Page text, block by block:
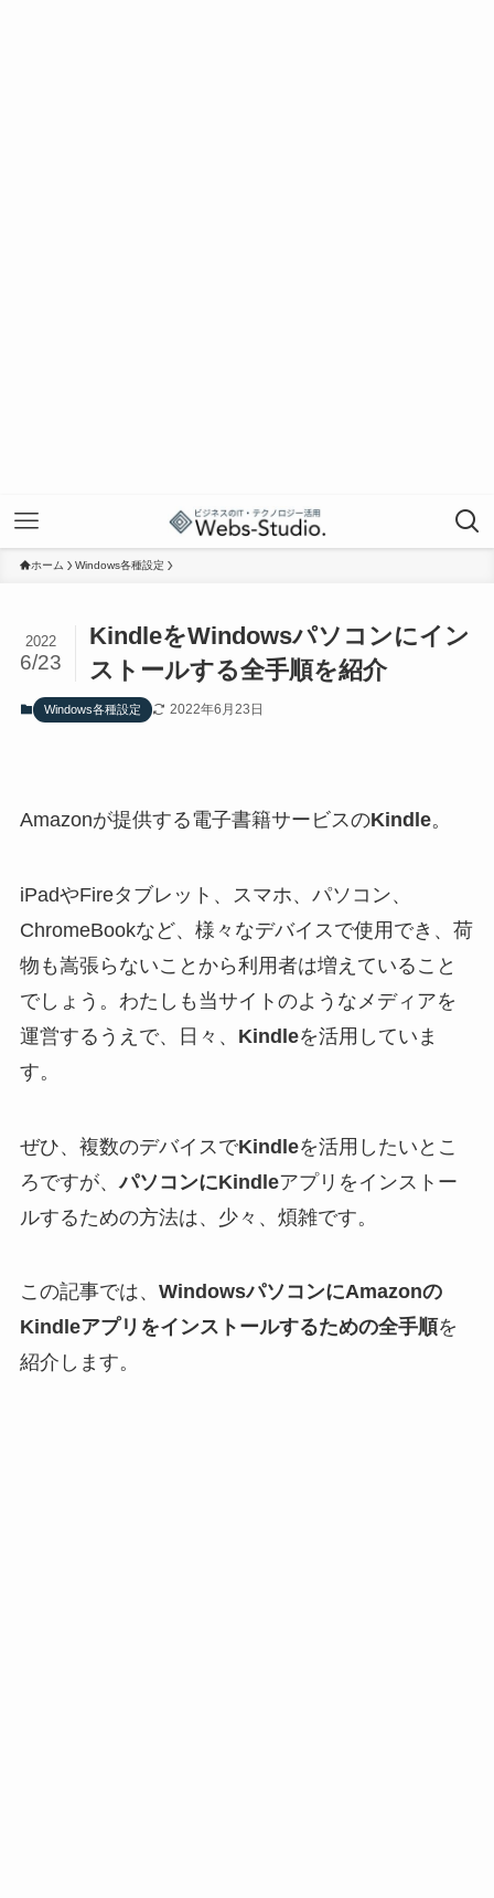
ホーム Windows各種設定
KindleをWindowsパソコンにイン
ストールする全手順を紹介
2022
6/23
Windows各種設定 2022年6月23日
Amazonが提供する電子書籍サービスのKindle。
iPadやFireタブレット、スマホ、パソコン、
ChromeBookなど、様々なデバイスで使用でき、荷
物も嵩張らないことから利用者は増えていること
でしょう。わたしも当サイトのようなメディアを
運営するうえで、日々、 Kindleを活用していま
す。
ぜひ、複数のデバイスでKindleを活用したいとこ
ろですが、パソコンにKindleアプリをインストー
ルするための方法は、少々、煩雑です。
この記事では、 WindowsパソコンにAmazonの
Kindleアプリをインストールするための全手順を
紹介します。